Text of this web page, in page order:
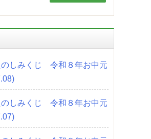
のしみくじ 令和８年お中元
のしみくじ 令和８年お中元